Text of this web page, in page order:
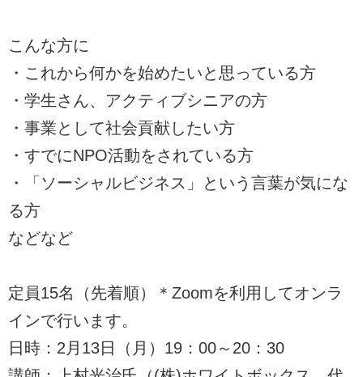
こんな方に
・これから何かを始めたいと思っている方
・学生さん、アクティブシニアの方
・事業として社会貢献したい方
・すでにNPO活動をされている方
・「ソーシャルビジネス」という言葉が気にな
る方
などなど
定員15名（先着順）＊Zoomを利用してオンラ
インで行います。
日時：2月13日（月）19：00～20：30